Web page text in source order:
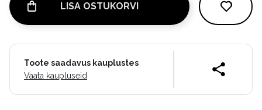
LISA OSTUKORVI
Toote saadavus kauplustes
Vaata kaupluseid